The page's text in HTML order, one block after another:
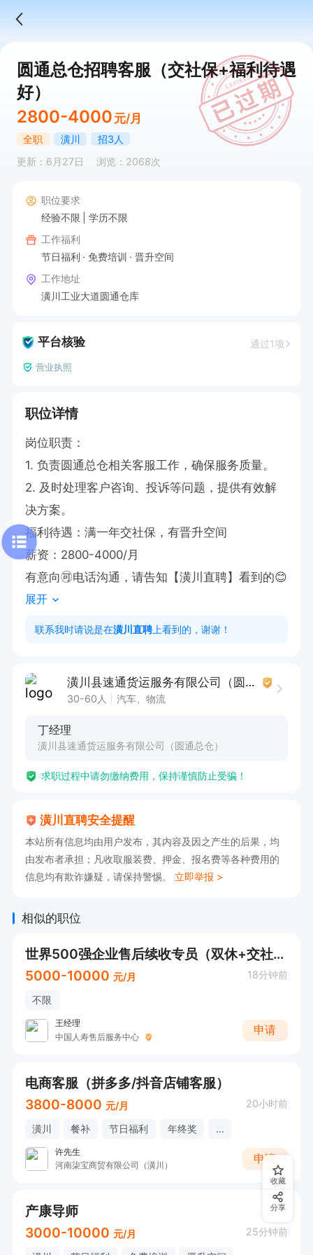
圆通总仓招聘客服（交社保+福利待遇
好）
2800-4000 元/月
全职 潢川
招3人
更新：6月27日
浏览：2068次
职位要求
经验不限
学历不限
工作福利
节日福利
免费培训
晋升空间
工作地址
潢川工业大道圆通仓库
平台核验 通过1项
营业执照
职位详情
岗位职责：
1. 负责圆通总仓相关客服工作，确保服务质量。
2. 及时处理客户咨询、投诉等问题，提供有效解
决方案。
福利待遇：满一年交社保，有晋升空间
薪资：2800-4000/月
有意向🉑电话沟通，请告知【潢川直聘】看到的😊
展开
联系我时请说是在潢川直聘 上看到的，谢谢！
潢川县速通货运服务有限公司（圆通总仓）
30-60人 汽车、物流
丁经理
潢川县速通货运服务有限公司（圆通总仓）
求职过程中请勿缴纳费用，保持谨慎防止受骗！
潢川直聘安全提醒
本站所有信息均由用户发布，其内容及因之产生的后果，均
由发布者承担；凡收取服装费、押金、报名费等各种费用的
信息均有欺诈嫌疑，请保持警惕。 立即举报 >
相似的职位
世界500强企业售后续收专员（双休+交社保➕医保上班时间8:30-10:30，下午2:30-5:00
5000-10000 元/月 18分钟前
不限
王经理
中国人寿售后服务中心
申请
电商客服（拼多多/抖音店铺客服）
3800-8000 元/月 20小时前
潢川 餐补 节日福利 年终奖 ...
许先生
河南柒宝商贸有限公司（潢川）
申请
产康导师
3000-10000 元/月 25分钟前
收藏
分享